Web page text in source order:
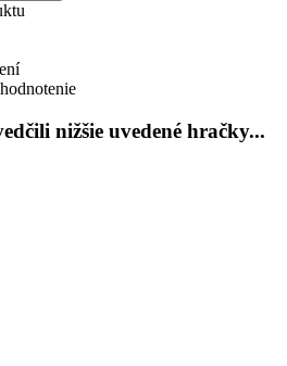
nižšie uvedené hračky...